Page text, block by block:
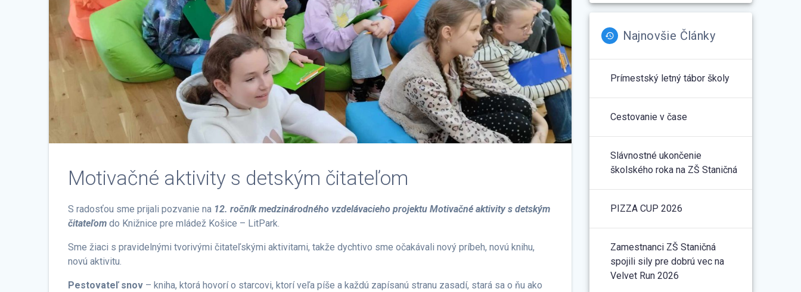
Motivačné aktivity s detským čitateľom
S radosťou sme prijali pozvanie na 12. ročník medzinárodného vzdelávacieho projektu Motivačné aktivity s detským
čitateľomdo Knižnice pre mládež Košice – LitPark.
Sme žiaci s pravidelnými tvorivými čitateľskými aktivitami, takže dychtivo sme očakávali nový príbeh, novú knihu,
novú aktivitu.
Pestovateľ snov – kniha, ktorá hovorí o starcovi, ktorí veľa píše a každú zapísanú stranu zasadí, stará sa o ňu ako
Najnovšie Články
Prímestský letný tábor školy
Cestovanie v čase
Slávnostné ukončenie
školského roka na ZŠ Staničná
PIZZA CUP 2026
Zamestnanci ZŠ Staničná
spojili sily pre dobrú vec na
Velvet Run 2026